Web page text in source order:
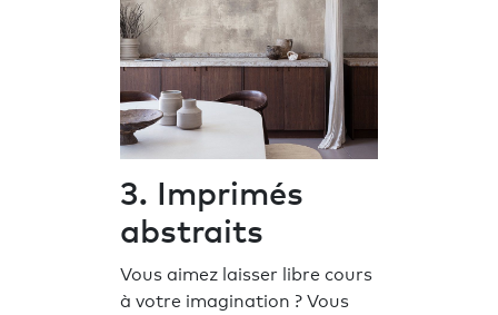
3. Imprimés
abstraits
Vous aimez laisser libre cours
à votre imagination ? Vous